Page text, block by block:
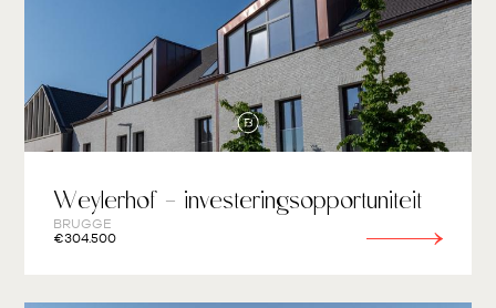
Weylerhof - investeringsopportuniteit
BRUGGE
€304.500